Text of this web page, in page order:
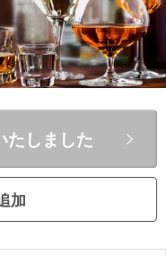
加
たしました